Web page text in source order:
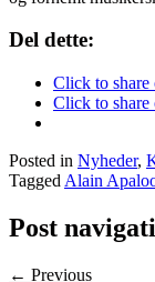
Del dette:
Click to
Click to
Posted in Nyheder,
Tagged Alain
Post
← Previous